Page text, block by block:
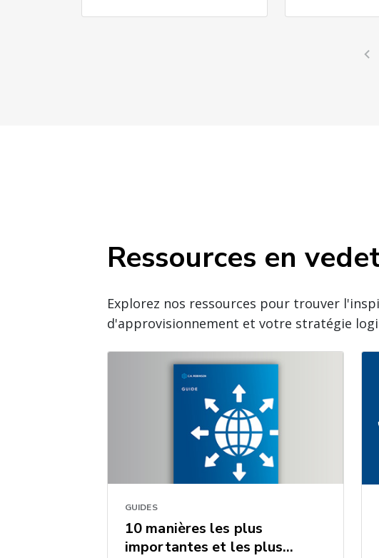
Ressources en
Explorez nos ressources pour trouver
d'approvisionnement et votre stratégie
GUIDES
10 manières les plus
importantes et les plus